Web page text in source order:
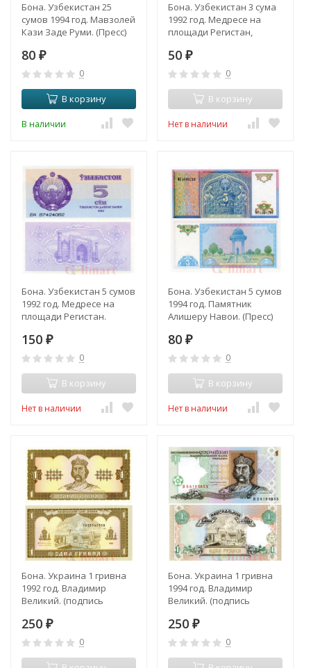
Бона. Узбекистан 25
сумов 1994 год. Мавзолей
Кази Заде Руми. (Пресс)
80 ₽
0
В корзину
В наличии
Бона. Узбекистан 3 сума
1992 год. Медресе на
площади Регистан,
50 ₽
0
В корзину
Нет в наличии
Бона. Узбекистан 5 сумов
1992 год. Медресе на
площади Регистан.
150 ₽
0
В корзину
Нет в наличии
Бона. Узбекистан 5 сумов
1994 год. Памятник
Алишеру Навои. (Пресс)
80 ₽
0
В корзину
Нет в наличии
Бона. Украина 1 гривна
1992 год. Владимир
Великий. (подпись
250 ₽
0
Бона. Украина 1 гривна
1994 год. Владимир
Великий. (подпись
250 ₽
0